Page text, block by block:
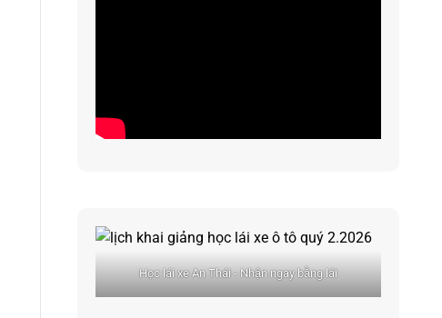
Học lái xe An Thái - Nhận ngay bằng lái